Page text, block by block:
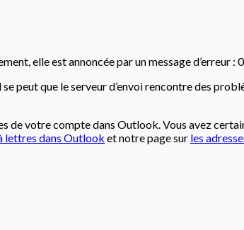
elle est annoncée par un message d’erreur
peut que le serveur d’envoi rencontre des
de votre compte dans Outlook. Vous avez
lettres dans Outlook et notre page sur les